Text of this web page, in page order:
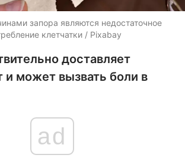
запора являются недостаточное
клетчатки / Pixabay
доставляет
и может вызвать боли в
ad